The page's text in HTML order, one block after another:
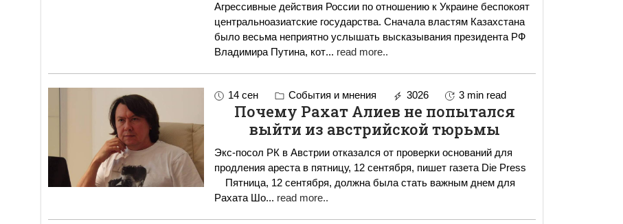
Агрессивные действия России по отношению к Украине беспокоят
центральноазиатские государства. Сначала властям Казахстана
было весьма неприятно услышать высказывания президента РФ
Владимира Путина, кот... read more..
14 сен События и мнения 3026 3 min read
Почему Рахат Алиев не попытался
выйти из австрийской тюрьмы
Экс-посол РК в Австрии отказался от проверки оснований для
продления ареста в пятницу, 12 сентября, пишет газета Die Press
Рахата Шо... read more..